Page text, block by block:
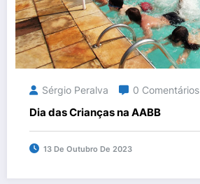
Sérgio Peralva 0 Comentários
Dia das Crianças na AABB
13 De Outubro De 2023